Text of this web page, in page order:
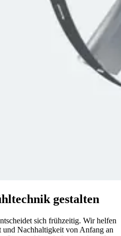
gestalten
sich frühzeitig. Wir helfen
Nachhaltigkeit von Anfang an